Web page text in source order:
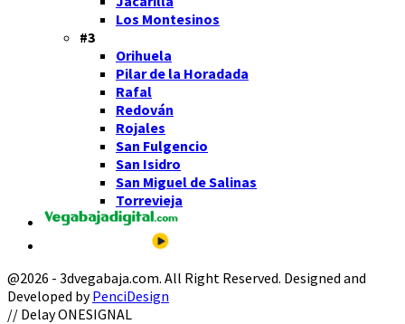
Los Montesinos
#3
Orihuela
Pilar de la Horadada
Rafal
Redován
Rojales
San Fulgencio
San Isidro
San Miguel de Salinas
Torrevieja
@2026 - 3dvegabaja.com. All Right Reserved. Designed and
Developed byPenciDesign
Facebook
Twitter
Instagram
Youtube
Email
// Delay ONESIGNAL